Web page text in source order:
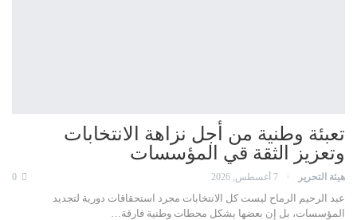
تعبئة وطنية من أجل نزاهة الانتخابات
وتعزيز الثقة قي المؤسسات
هيئة التحرير 7 أغسطس, 2026
عبد الرحيم الرماح ليست كل الانتخابات مجرد استحقاقات دورية لتجديد
المؤسسات، بل إن بعضها يشكل محطات وطنية فارقة…